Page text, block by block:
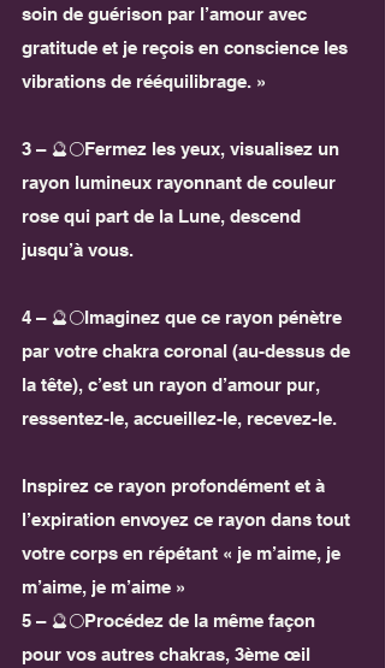
soin de guérison par l’amour avec
gratitude et je reçois en conscience les
vibrations de rééquilibrage. »
3 – 🔮🌕Fermez les yeux, visualisez un
rayon lumineux rayonnant de couleur
rose qui part de la Lune, descend
jusqu’à vous.
4 – 🔮🌕Imaginez que ce rayon pénètre
par votre chakra coronal (au-dessus de
la tête), c’est un rayon d’amour pur,
ressentez-le, accueillez-le, recevez-le.
Inspirez ce rayon profondément et à
l’expiration envoyez ce rayon dans tout
votre corps en répétant « je m’aime, je
m’aime, je m’aime »
5 – 🔮🌕Procédez de la même façon
pour vos autres chakras, 3ème œil